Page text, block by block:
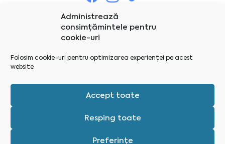
Administrează
consimțămintele pentru
cookie-uri
Folosim cookie-uri pentru optimizarea experienței pe acest
website
Accept toate
Resping toate
Preferințe